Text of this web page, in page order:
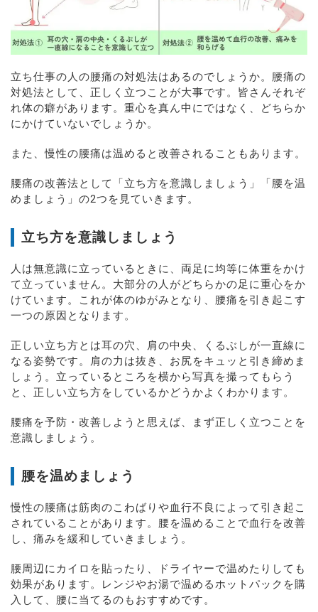
立ち仕事の人の腰痛の対処法はあるのでしょうか。腰痛の
対処法として、正しく立つことが大事です。皆さんそれぞ
れ体の癖があります。重心を真ん中にではなく、どちらか
にかけていないでしょうか。
また、慢性の腰痛は温めると改善されることもあります。
腰痛の改善法として「立ち方を意識しましょう」「腰を温
めましょう」の2つを見ていきます。
立ち方を意識しましょう
人は無意識に立っているときに、両足に均等に体重をかけ
て立っていません。大部分の人がどちらかの足に重心をか
けています。これが体のゆがみとなり、腰痛を引き起こす
一つの原因となります。
正しい立ち方とは耳の穴、肩の中央、くるぶしが一直線に
なる姿勢です。肩の力は抜き、お尻をキュッと引き締めま
しょう。立っているところを横から写真を撮ってもらう
と、正しい立ち方をしているかどうかよくわかります。
腰痛を予防・改善しようと思えば、まず正しく立つことを
意識しましょう。
腰を温めましょう
慢性の腰痛は筋肉のこわばりや血行不良によって引き起こ
されていることがあります。腰を温めることで血行を改善
し、痛みを緩和していきましょう。
腰周辺にカイロを貼ったり、ドライヤーで温めたりしても
効果があります。レンジやお湯で温めるホットパックを購
入して、腰に当てるのもおすすめです。